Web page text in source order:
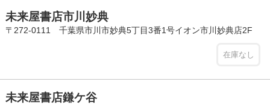
未来屋書店市川妙典
〒272-0111 千葉県市川市妙典5丁目3番1号イオン市川妙典店2F
在庫なし
未来屋書店鎌ケ谷